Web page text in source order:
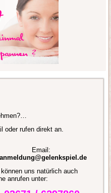
oder rufen direkt an.
Email:
anmeldung@gelenkspiel.de
uns natürlich auch
anrufen unter: